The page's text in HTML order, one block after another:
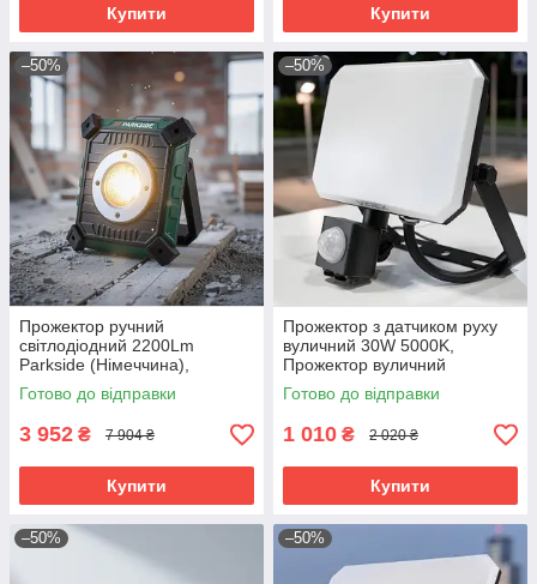
Купити Купити
–50%
Прожектор ручний
світлодіодний 2200Lm
Parkside (Німеччина),
Акумуляторний лед
прожектор, RYH
Готово до відправки
3 952 ₴ 7 904 ₴
Купити
–50%
Прожектор з датчиком руху
вуличний 30W 5000K,
Прожектор вуличний
потужний, Прожектор з
детектором руху, RYH
Готово до відправки
1 010 ₴ 2 020 ₴
Купити
–50% –50%